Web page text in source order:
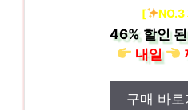
[ NO.3
46% 할인 된
내일
구매 바로